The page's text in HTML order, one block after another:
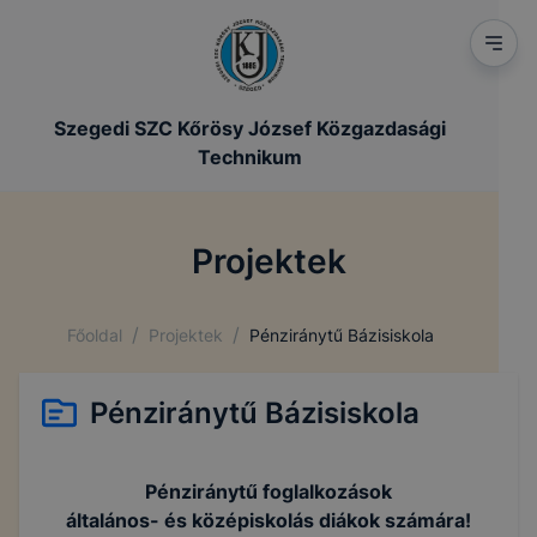
Szegedi SZC Kőrösy József Közgazdasági
Technikum
Projektek
Főoldal / Projektek / Pénziránytű Bázisiskola
Pénziránytű Bázisiskola
Pénziránytű foglalkozások
általános- és középiskolás diákok számára!